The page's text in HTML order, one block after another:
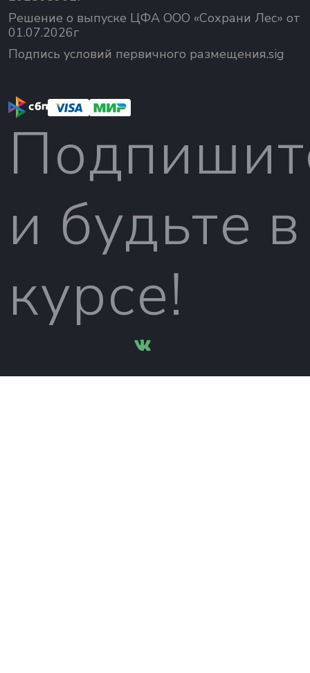
Решение о выпуске ЦФА ООО «Сохрани Лес» от
01.07.2026г
Подпись условий первичного размещения.sig
и будьте в
курсе!
вконтакте